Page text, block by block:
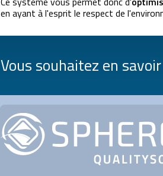
en ayant à l'esprit le respect de
Vous souhaitez en